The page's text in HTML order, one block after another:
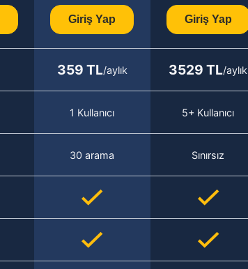
Giriş Yap Giriş Yap
359 TL/aylık 3529 TL/aylık
1 Kullanıcı 5+ Kullanıcı
30 arama Sınırsız